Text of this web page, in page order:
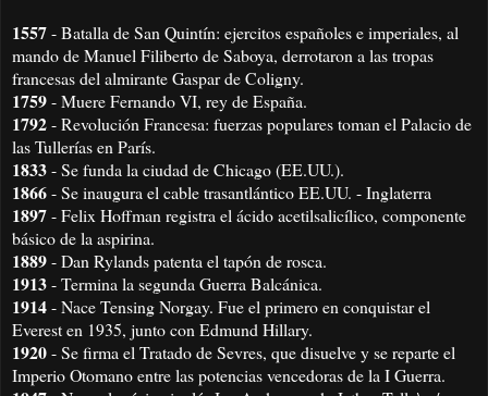
1557- Batalla de San Quintín: ejercitos españoles e imperiales, al
mando de Manuel Filiberto de Saboya, derrotaron a las tropas
francesas del almirante Gaspar de Coligny.
1759- Muere Fernando VI, rey de España.
1792- Revolución Francesa: fuerzas populares toman el Palacio de
las Tullerías en París.
1833- Se funda la ciudad de Chicago (EE.UU.).
1866- Se inaugura el cable trasantlántico EE.UU. - Inglaterra
1897- Felix Hoffman registra el ácido acetilsalicílico, componente
básico de la aspirina.
1889- Dan Rylands patenta el tapón de rosca.
1913- Termina la segunda Guerra Balcánica.
1914- Nace Tensing Norgay. Fue el primero en conquistar el
Everest en 1935, junto con Edmund Hillary.
1920- Se firma el Tratado de Sevres, que disuelve y se reparte el
Imperio Otomano entre las potencias vencedoras de la I Guerra.